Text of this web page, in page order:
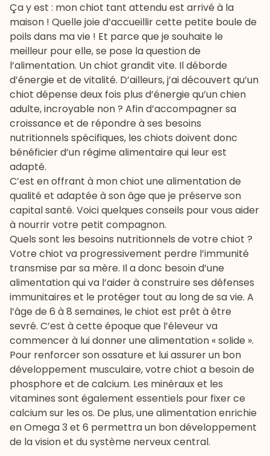
Ça y est : mon chiot tant attendu est arrivé à la
maison ! Quelle joie d’accueillir cette petite boule de
poils dans ma vie ! Et parce que je souhaite le
meilleur pour elle, se pose la question de
l’alimentation. Un chiot grandit vite. Il déborde
d’énergie et de vitalité. D’ailleurs, j’ai découvert qu’un
chiot dépense deux fois plus d’énergie qu’un chien
adulte, incroyable non ? Afin d’accompagner sa
croissance et de répondre à ses besoins
nutritionnels spécifiques, les chiots doivent donc
bénéficier d’un régime alimentaire qui leur est
adapté.
C’est en offrant à mon chiot une alimentation de
qualité et adaptée à son âge que je préserve son
capital santé. Voici quelques conseils pour vous aider
à nourrir votre petit compagnon.
Quels sont les besoins nutritionnels de votre chiot ?
Votre chiot va progressivement perdre l’immunité
transmise par sa mère. Il a donc besoin d’une
alimentation qui va l’aider à construire ses défenses
immunitaires et le protéger tout au long de sa vie. A
l’âge de 6 à 8 semaines, le chiot est prêt à être
sevré. C’est à cette époque que l’éleveur va
commencer à lui donner une alimentation « solide ».
Pour renforcer son ossature et lui assurer un bon
développement musculaire, votre chiot a besoin de
phosphore et de calcium. Les minéraux et les
vitamines sont également essentiels pour fixer ce
calcium sur les os. De plus, une alimentation enrichie
en Omega 3 et 6 permettra un bon développement
de la vision et du système nerveux central.